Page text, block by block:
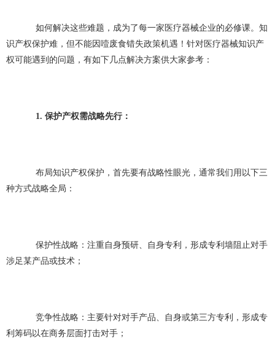
如何解决这些难题，成为了每一家医疗器械企业的必修课。知
识产权保护难，但不能因噎废食错失政策机遇！针对医疗器械知识产
权可能遇到的问题，有如下几点解决方案供大家参考：
1. 保护产权需战略先行：
布局知识产权保护，首先要有战略性眼光，通常我们用以下三
种方式战略全局：
保护性战略：注重自身预研、自身专利，形成专利墙阻止对手
涉足某产品或技术；
竞争性战略：主要针对对手产品、自身或第三方专利，形成专
利筹码以在商务层面打击对手；